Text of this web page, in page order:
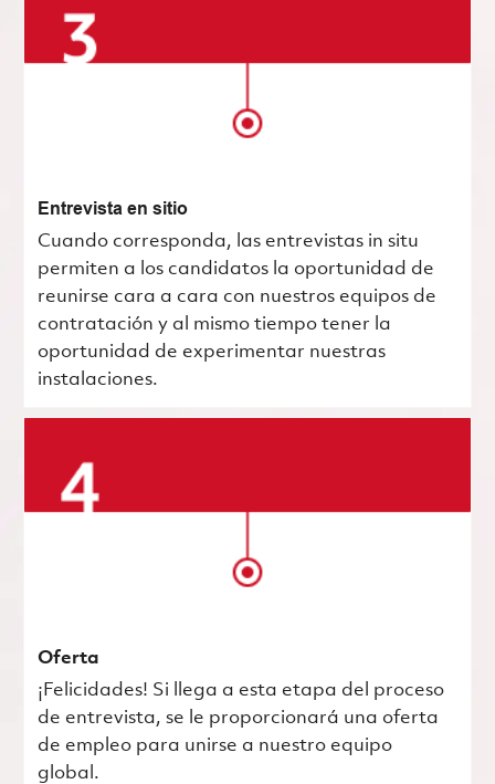
Entrevista en sitio
Cuando corresponda, las entrevistas in situ
permiten a los candidatos la oportunidad de
reunirse cara a cara con nuestros equipos de
contratación y al mismo tiempo tener la
oportunidad de experimentar nuestras
instalaciones.
Oferta
¡Felicidades! Si llega a esta etapa del proceso
de entrevista, se le proporcionará una oferta
de empleo para unirse a nuestro equipo
global.